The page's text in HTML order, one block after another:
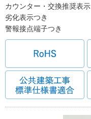
カウンター・交換推奨表示
劣化表示つき
警報接点端子つき